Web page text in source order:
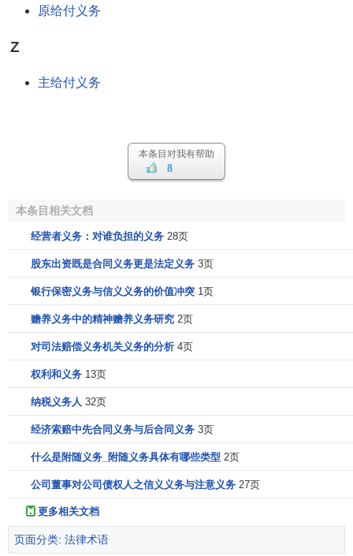
原给付义务
Z
主给付义务
本条目对我有帮助
8
本条目相关文档
经营者义务：对谁负担的义务 28页
股东出资既是合同义务更是法定义务 3页
银行保密义务与信义义务的价值冲突 1页
赡养义务中的精神赡养义务研究 2页
对司法赔偿义务机关义务的分析 4页
权利和义务 13页
纳税义务人 32页
经济索赔中先合同义务与后合同义务 3页
什么是附随义务_附随义务具体有哪些类型 2页
公司董事对公司债权人之信义义务与注意义务 27页
更多相关文档
页面分类: 法律术语